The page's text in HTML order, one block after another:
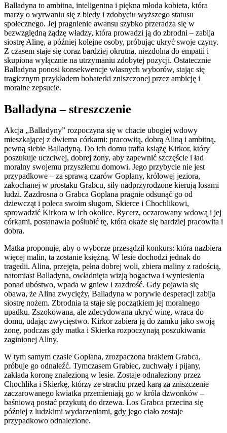
Balladyna to ambitna, inteligentna i piękna młoda kobieta, która
marzy o wyrwaniu się z biedy i zdobyciu wyższego statusu
społecznego. Jej pragnienie awansu szybko przeradza się w
bezwzględną żądzę władzy, która prowadzi ją do zbrodni – zabija
siostrę Alinę, a później kolejne osoby, próbując ukryć swoje czyny.
Z czasem staje się coraz bardziej okrutna, niezdolna do empatii i
skupiona wyłącznie na utrzymaniu zdobytej pozycji. Ostatecznie
Balladyna ponosi konsekwencje własnych wyborów, stając się
tragicznym przykładem bohaterki zniszczonej przez ambicję i
moralne zepsucie.
Balladyna – streszczenie
Akcja „Balladyny” rozpoczyna się w chacie ubogiej wdowy
mieszkającej z dwiema córkami: pracowitą, dobrą Aliną i ambitną,
pewną siebie Balladyną. Do ich domu trafia książę Kirkor, który
poszukuje uczciwej, dobrej żony, aby zapewnić szczęście i ład
moralny swojemu przyszłemu domowi. Jego przybycie nie jest
przypadkowe – za sprawą czarów Goplany, królowej jeziora,
zakochanej w prostaku Grabcu, siły nadprzyrodzone kierują losami
ludzi. Zazdrosna o Grabca Goplana pragnie odsunąć go od
dziewcząt i poleca swoim sługom, Skierce i Chochlikowi,
sprowadzić Kirkora w ich okolice. Rycerz, oczarowany wdową i jej
córkami, postanawia poślubić tę, która okaże się bardziej pracowita i
dobra.
Matka proponuje, aby o wyborze przesądził konkurs: która nazbiera
więcej malin, ta zostanie księżną. W lesie dochodzi jednak do
tragedii. Alina, przejęta, pełna dobrej woli, zbiera maliny z radością,
natomiast Balladyna, owładnięta wizją bogactwa i wyniesienia
ponad ubóstwo, wpada w gniew i zazdrość. Gdy pojawia się
obawa, że Alina zwycięży, Balladyna w porywie desperacji zabija
siostrę nożem. Zbrodnia ta staje się początkiem jej moralnego
upadku. Zszokowana, ale zdecydowana ukryć winę, wraca do
domu, udając zwycięstwo. Kirkor zabiera ją do zamku jako swoją
żonę, podczas gdy matka i Skierka rozpoczynają poszukiwania
zaginionej Aliny.
W tym samym czasie Goplana, zrozpaczona brakiem Grabca,
próbuje go odnaleźć. Tymczasem Grabiec, zuchwały i pijany,
zakłada koronę znalezioną w lesie. Zostaje odnaleziony przez
Chochlika i Skierkę, którzy ze strachu przed karą za zniszczenie
zaczarowanego kwiatka przemieniają go w króla dzwonków –
baśniową postać przykutą do drzewa. Los Grabca przecina się
później z ludzkimi wydarzeniami, gdy jego ciało zostaje
przypadkowo odnalezione.